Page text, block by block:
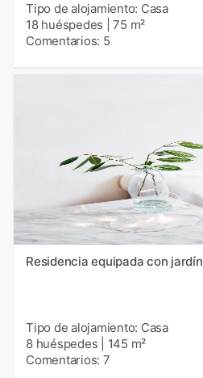
Tipo de alojamiento: Casa
18 huéspedes |75 m²
Comentarios: 5
Residencia equipada con jardín
Tipo de alojamiento: Casa
8 huéspedes
145 m²
Comentarios: 7